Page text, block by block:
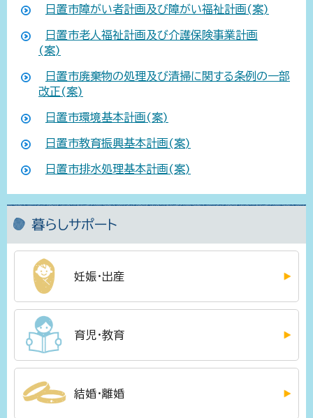
日置市障がい者計画及び障がい福祉計画(案)
日置市老人福祉計画及び介護保険事業計画
(案)
日置市廃棄物の処理及び清掃に関する条例の一部
改正(案)
日置市環境基本計画(案)
日置市教育振興基本計画(案)
日置市排水処理基本計画(案)
暮らしサポート
妊娠・出産
育児・教育
結婚・離婚